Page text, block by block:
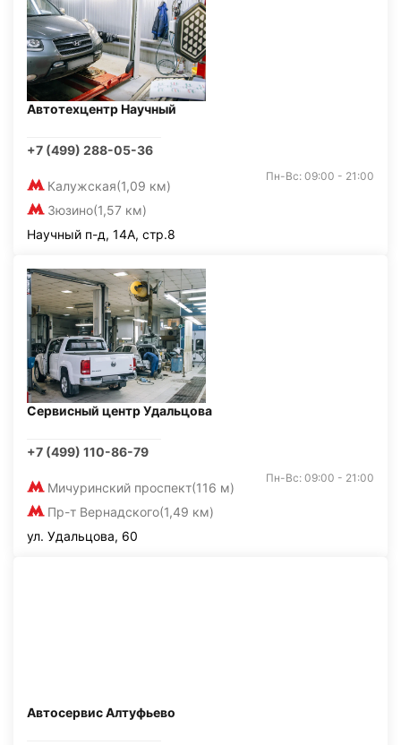
Автотехцентр Научный
+7 (499) 288-05-36
Калужская(1,09 км)
Зюзино(1,57 км)
Пн-Вс: 09:00 - 21:00
Научный п-д, 14А, стр.8
Сервисный центр Удальцова
+7 (499) 110-86-79
Мичуринский проспект(116 м)
Пр-т Вернадского(1,49 км)
Пн-Вс: 09:00 - 21:00
ул. Удальцова, 60
Автосервис Алтуфьево